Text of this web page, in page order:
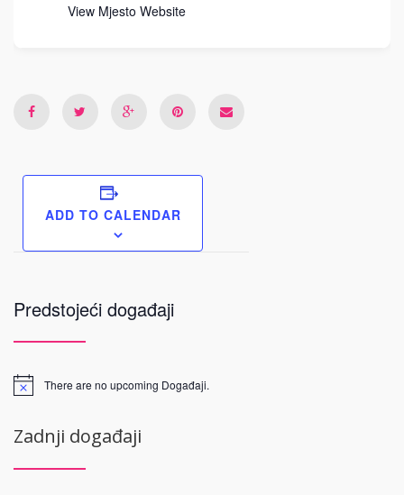
View Mjesto Website
ADD TO CALENDAR
Predstojeći događaji
There are no upcoming Događaji.
Zadnji događaji